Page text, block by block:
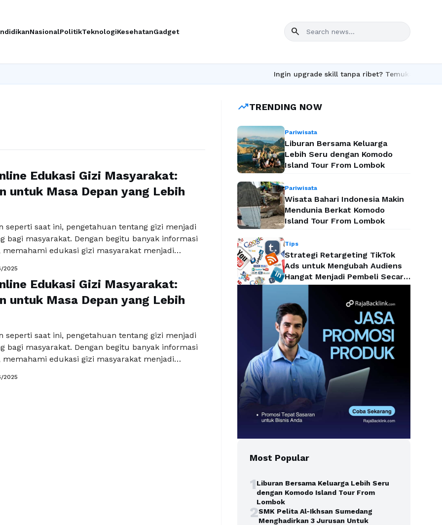
NasionalPolitikTeknologiKesehatanGadget search
Ingin upgrade skill tanpa ribet? Temukan kelas seru
Edukasi Gizi Masyarakat:
untuk Masa Depan yang Lebih
seperti saat ini, pengetahuan tentang gizi menjadi
bagi masyarakat. Dengan begitu banyak informasi
memahami edukasi gizi masyarakat menjadi
diri dalam memahami edukasi gizi adalah dengan
online edukasi gizi masyarakat. Platform seperti
kesempatan kepada masyarakat untuk …
2025
Edukasi Gizi Masyarakat:
untuk Masa Depan yang Lebih
seperti saat ini, pengetahuan tentang gizi menjadi
bagi masyarakat. Dengan begitu banyak informasi
memahami edukasi gizi masyarakat menjadi
diri dalam memahami edukasi gizi adalah dengan
2025
trending_upTRENDING NOW
Pariwisata
Liburan Bersama Keluarga
Lebih Seru dengan Komodo
Island Tour From Lombok
Pariwisata
Wisata Bahari Indonesia Makin
Mendunia Berkat Komodo
Island Tour From Lombok
Tips
Strategi Retargeting TikTok
Ads untuk Mengubah Audiens
Hangat Menjadi Pembeli Secara
Efektif
Most Popular
1Liburan Bersama Keluarga Lebih Seru
dengan Komodo Island Tour From
Lombok
2SMK Pelita Al-Ikhsan Sumedang
Menghadirkan 3 Jurusan Untuk